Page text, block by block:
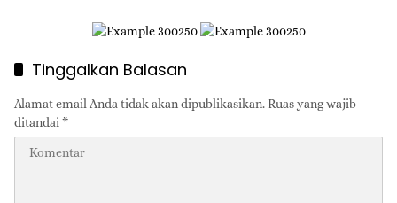
Tinggalkan Balasan
Alamat email Anda tidak akan dipublikasikan.Ruas yang wajib
ditandai *